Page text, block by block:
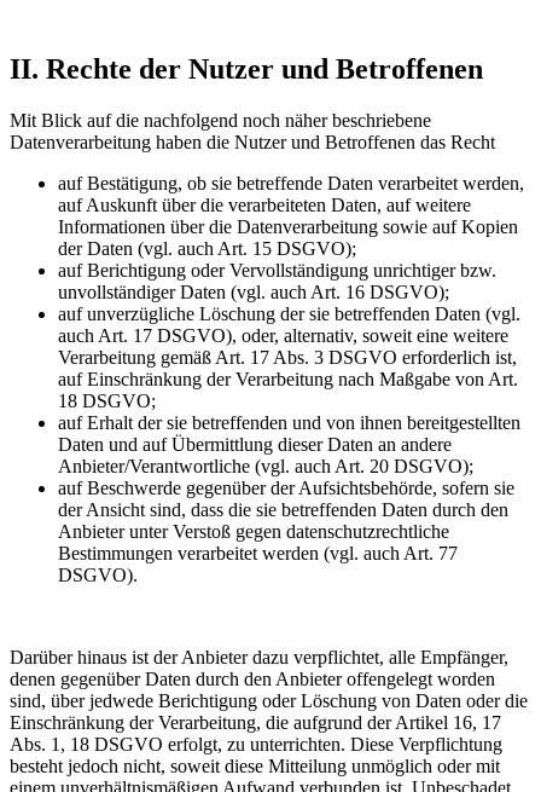
II. Rechte der Nutzer und Betroffenen
Mit Blick auf die nachfolgend noch näher beschriebene
Datenverarbeitung haben die Nutzer und Betroffenen das Recht
auf Bestätigung, ob sie betreffende Daten verarbeitet werden,
auf Auskunft über die verarbeiteten Daten, auf weitere
Informationen über die Datenverarbeitung sowie auf Kopien
der Daten (vgl. auch Art. 15 DSGVO);
auf Berichtigung oder Vervollständigung unrichtiger bzw.
unvollständiger Daten (vgl. auch Art. 16 DSGVO);
auf unverzügliche Löschung der sie betreffenden Daten (vgl.
auch Art. 17 DSGVO), oder, alternativ, soweit eine weitere
Verarbeitung gemäß Art. 17 Abs. 3 DSGVO erforderlich ist,
auf Einschränkung der Verarbeitung nach Maßgabe von Art.
18 DSGVO;
auf Erhalt der sie betreffenden und von ihnen bereitgestellten
Daten und auf Übermittlung dieser Daten an andere
Anbieter/Verantwortliche (vgl. auch Art. 20 DSGVO);
auf Beschwerde gegenüber der Aufsichtsbehörde, sofern sie
der Ansicht sind, dass die sie betreffenden Daten durch den
Anbieter unter Verstoß gegen datenschutzrechtliche
Bestimmungen verarbeitet werden (vgl. auch Art. 77
DSGVO).
Darüber hinaus ist der Anbieter dazu verpflichtet, alle Empfänger,
denen gegenüber Daten durch den Anbieter offengelegt worden
sind, über jedwede Berichtigung oder Löschung von Daten oder die
Einschränkung der Verarbeitung, die aufgrund der Artikel 16, 17
Abs. 1, 18 DSGVO erfolgt, zu unterrichten. Diese Verpflichtung
besteht jedoch nicht, soweit diese Mitteilung unmöglich oder mit
einem unverhältnismäßigen Aufwand verbunden ist. Unbeschadet